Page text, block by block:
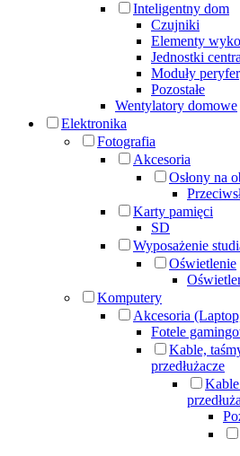
Inteligentny dom
Czujniki
Elementy
Jednostki
Moduły
Pozostałe
Wentylatory domowe
Elektronika
Fotografia
Akcesoria
Osłony na
Karty pamięci
SD
Wyposażenie
Oświetlenie
Komputery
Akcesoria
Fotele
Kable,
przedłużacze